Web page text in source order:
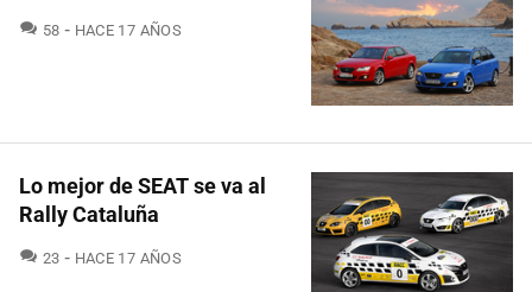
58 COMENTARIOS
HACE 17 AÑOS
Lo mejor de SEAT se va al
Rally Cataluña
23 COMENTARIOS
HACE 17 AÑOS